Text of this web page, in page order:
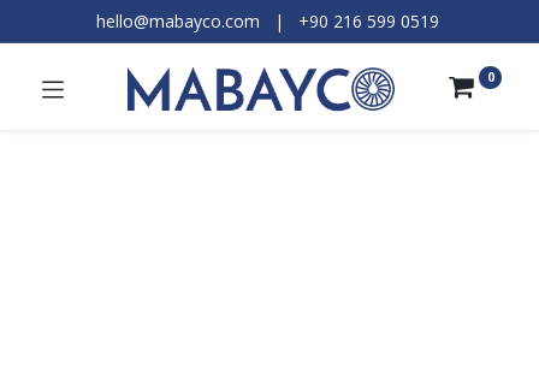
hello@mabayco.com | +90 216 599 0519​
0